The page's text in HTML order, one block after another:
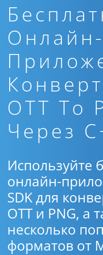
Онлайн-
OTT To
Через
Используйте
онлайн-
SDK для
OTT и PNG, а
несколько
форматов от